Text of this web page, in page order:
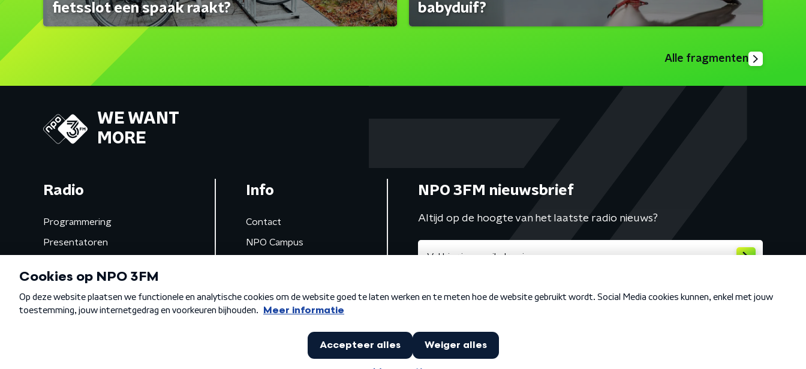
fietsslot een spaak raakt?
babyduif?
Alle fragmenten
WE WANT
MORE
Radio
Programmering
Presentatoren
Gemist
Info
Contact
NPO Campus
NPO 3FM nieuwsbrief
Altijd op de hoogte van het laatste radio nieuws?
Algemene voorwaarden Privacybeleid